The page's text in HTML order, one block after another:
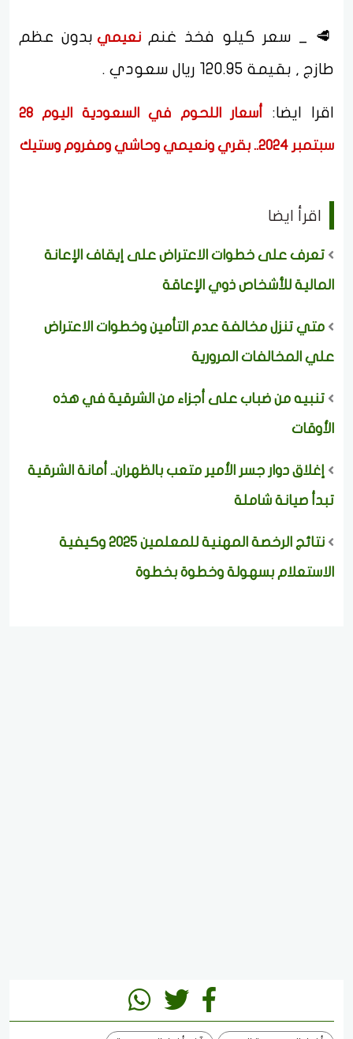
🥩 _ سعر كيلو فخذ غنم نعيميبدون عظم
طازج , بقيمة 120.95 ريال سعودي .
اقرا ايضا: أسعار اللحوم في السعودية اليوم 28
سبتمبر 2024.. بقري ونعيمي وحاشي ومفروم وستيك
اقرأ ايضا
تعرف على خطوات الاعتراض على إيقاف الإعانة
المالية للأشخاص ذوي الإعاقة
متي تنزل مخالفة عدم التأمين وخطوات الاعتراض
علي المخالفات المرورية
تنبيه من ضباب على أجزاء من الشرقية في هذه
الأوقات
إغلاق دوار جسر الأمير متعب بالظهران.. أمانة الشرقية
تبدأ صيانة شاملة
نتائج الرخصة المهنية للمعلمين 2025 وكيفية
الاستعلام بسهولة وخطوة بخطوة